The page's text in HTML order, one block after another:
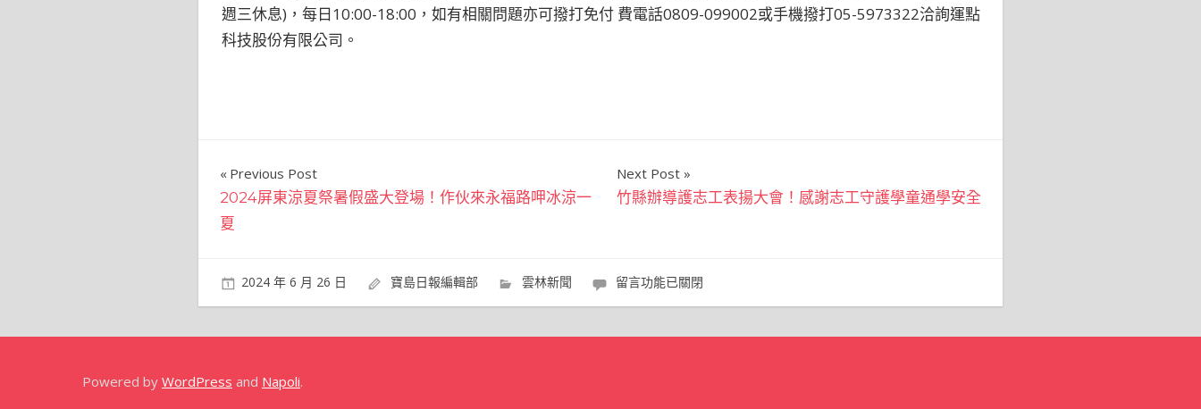
週三休息)，每日10:00-18:00，如有相關問題亦可撥打免付 費電話0809-099002或手機撥打05-5973322洽詢運點
科技股份有限公司。
文
章
覽
Previous Post
2024屏東涼夏祭暑假盛大登場！作伙來永福路呷冰涼一
夏
Next Post
竹縣辦導護志工表揚大會！感謝志工守護學童通學安全
2024 年 6 月 26 日 寶島日報編輯部 雲林新聞
在
〈雲
留言功能已關閉
Powered by WordPress and Napoli.